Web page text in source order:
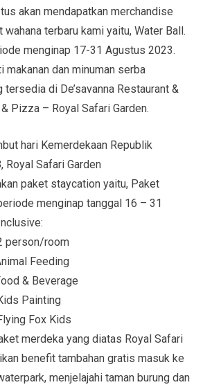
akan mendapatkan merchandise
terbaru kami yaitu, Water Ball.
menginap 17-31 Agustus 2023.
makanan dan minuman serba
tersedia di De’savanna Restaurant &
Pizza – Royal Safari Garden.
hari Kemerdekaan Republik
Royal Safari Garden
paket staycation yaitu, Paket
menginap tanggal 16 – 31
person/room
Feeding
& Beverage
Painting
Fox Kids
merdeka yang diatas Royal Safari
benefit tambahan gratis masuk ke
menjelajahi taman burung dan